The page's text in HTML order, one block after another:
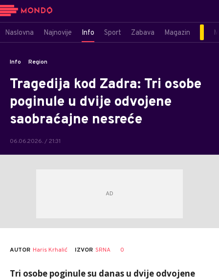
Naslovna Najnovije Info Sport Zabava Magazin
Info Region
Tragedija kod Zadra: Tri osobe
poginule u dvije odvojene
saobraćajne nesreće
06.06.2026. / 21:31
AUTOR Haris Krhalić IZVOR SRNA 0
Tri osobe poginule su danas u dvije odvojene